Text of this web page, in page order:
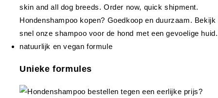
Unieke formules